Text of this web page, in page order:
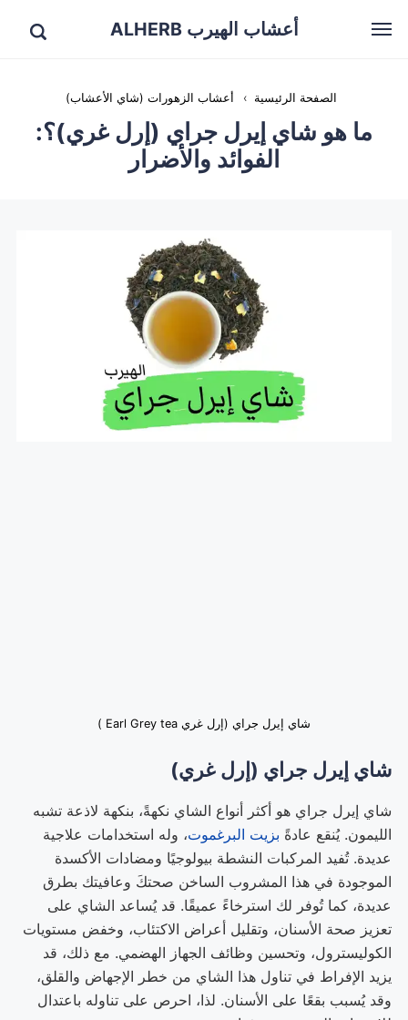
أعشاب الهيرب ALHERB
الصفحة الرئيسية › أعشاب الزهورات (شاي الأعشاب)
ما هو شاي إيرل جراي (إرل غري)؟:
الفوائد والأضرار
شاي إيرل جراي (إرل غري Earl Grey tea )
شاي إيرل جراي (إرل غري)
شاي إيرل جراي هو أكثر أنواع الشاي نكهةً، بنكهة لاذعة تشبه
الليمون. يُنقع عادةً بزيت البرغموت، وله استخدامات علاجية
عديدة. تُفيد المركبات النشطة بيولوجيًا ومضادات الأكسدة
الموجودة في هذا المشروب الساخن صحتكَ وعافيتك بطرق
عديدة، كما تُوفر لك استرخاءً عميقًا. قد يُساعد الشاي على
تعزيز صحة الأسنان، وتقليل أعراض الاكتئاب، وخفض مستويات
الكوليسترول، وتحسين وظائف الجهاز الهضمي. مع ذلك، قد
يزيد الإفراط في تناول هذا الشاي من خطر الإجهاض والقلق،
وقد يُسبب بقعًا على الأسنان. لذا، احرص على تناوله باعتدال